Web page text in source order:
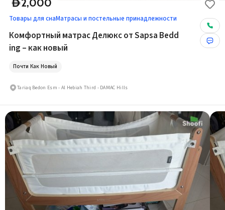
D2,000
Товары для снаМатрасы и постельные принадлежности
Комфортный матрас Делюкс от Sapsa Bedd
ing – как новый
Почти Как Новый
Tariaq Bedon Esm - Al Hebiah Third - DAMAC Hills